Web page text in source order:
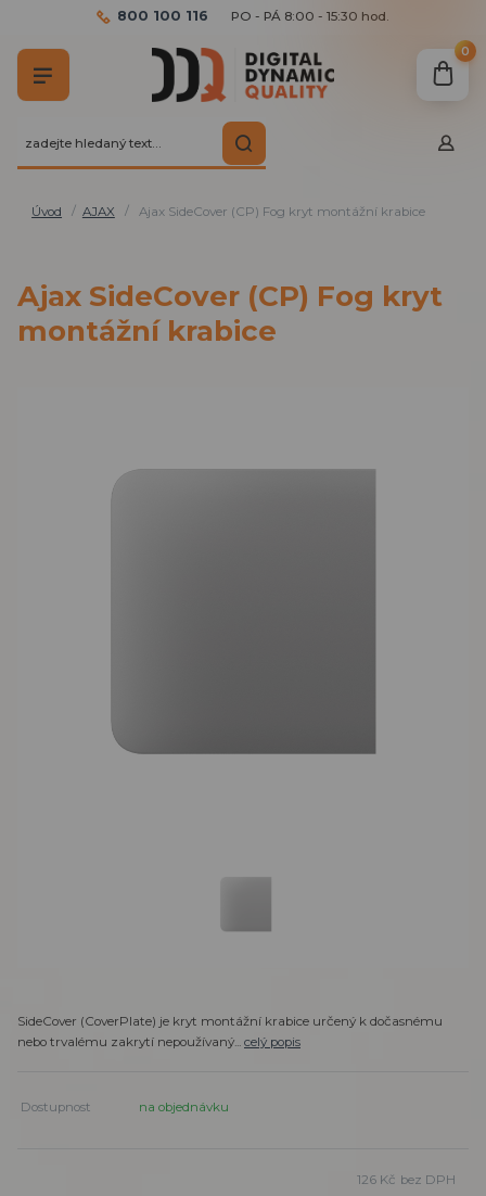
800 100 116 PO - PÁ 8:00 - 15:30 hod.
0
Úvod AJAX Ajax SideCover (CP) Fog kryt montážní krabice
Ajax SideCover (CP) Fog kryt
montážní krabice
SideCover (CoverPlate) je kryt montážní krabice určený k dočasnému
nebo trvalému zakrytí nepoužívaný... celý popis
Dostupnost na objednávku
126 Kč bez DPH